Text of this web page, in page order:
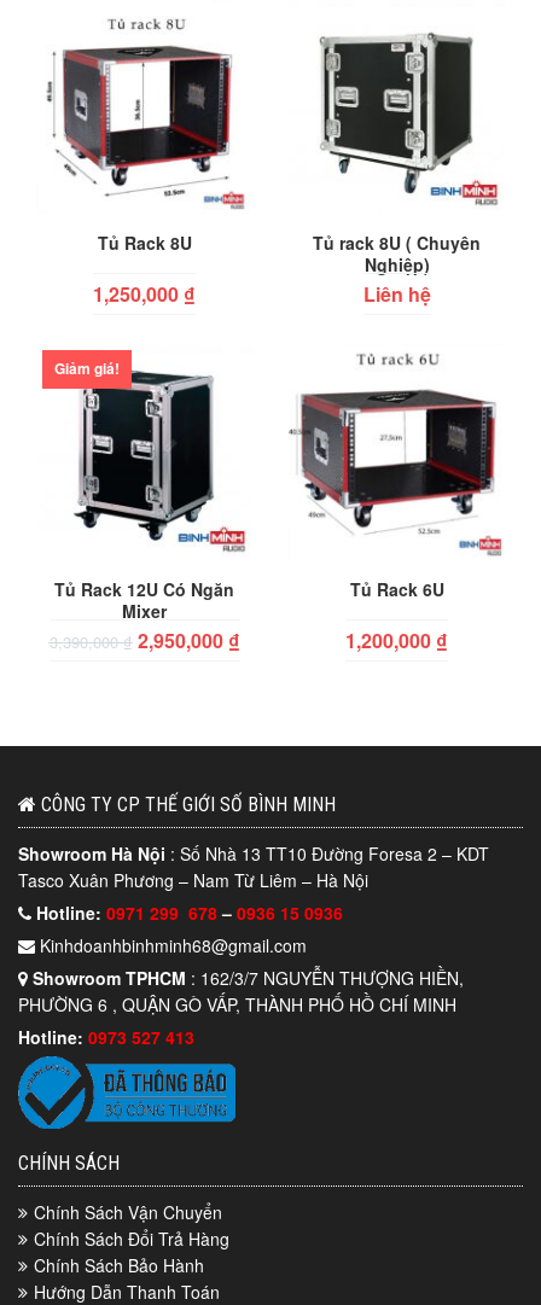
Tủ Rack 8U
1,250,000 ₫
Tủ rack 8U ( Chuyên
Nghiệp)
Liên hệ
Giảm giá!
Tủ Rack 12U Có Ngăn
Mixer
3,390,000₫ 2,950,000 ₫
Tủ Rack 6U
1,200,000 ₫
CÔNG TY CP THẾ GIỚI SỐ BÌNH MINH
Showroom Hà Nội : Số Nhà 13 TT10 Đường Foresa 2 – KDT
Tasco Xuân Phương – Nam Từ Liêm – Hà Nội
Hotline: 0971 299 678– 0936 15 0936
Kinhdoanhbinhminh68@gmail.com
Showroom TPHCM : 162/3/7 NGUYỄN THƯỢNG HIỀN,
PHƯỜNG 6 , QUẬN GÒ VẤP, THÀNH PHỐ HỒ CHÍ MINH
Hotline: 0973 527 413
CHÍNH SÁCH
Chính Sách Vận Chuyển
Chính Sách Đổi Trả Hàng
Chính Sách Bảo Hành
Hướng Dẫn Thanh Toán